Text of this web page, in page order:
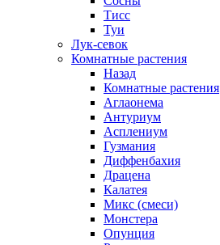
Тисс
Туи
Лук-севок
Комнатные растения
Назад
Комнатные растения
Аглаонема
Антуриум
Асплениум
Гузмания
Диффенбахия
Драцена
Калатея
Микс (смеси)
Монстера
Опунция